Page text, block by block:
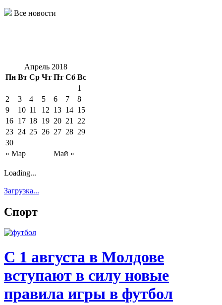
Все новости
Апрель 2018
Пн Вт Ср Чт Пт Сб Вс
« Мар Май »
1
2
3 4 5 6 7
8
9
10 11 12 13 14 15
16 17 18 19 20 21
22
23 24 25 26 27 28 29
30
Loading...
Загрузка...
Спорт
С 1 августа в Молдове
вступают в силу новые
правила игры в футбол